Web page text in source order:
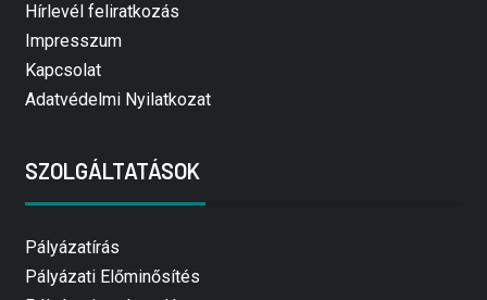
Hírlevél feliratkozás
Impresszum
Kapcsolat
Adatvédelmi Nyilatkozat
SZOLGÁLTATÁSOK
Pályázatírás
Pályázati Előminősítés